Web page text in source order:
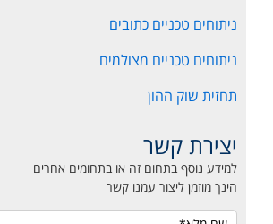
ניתוחים טכניים כתובים
ניתוחים טכניים מצולמים
תחזית שוק ההון
יצירת קשר
למידע נוסף בתחום זה או בתחומים אחרים
הינך מוזמן ליצור עמנו קשר